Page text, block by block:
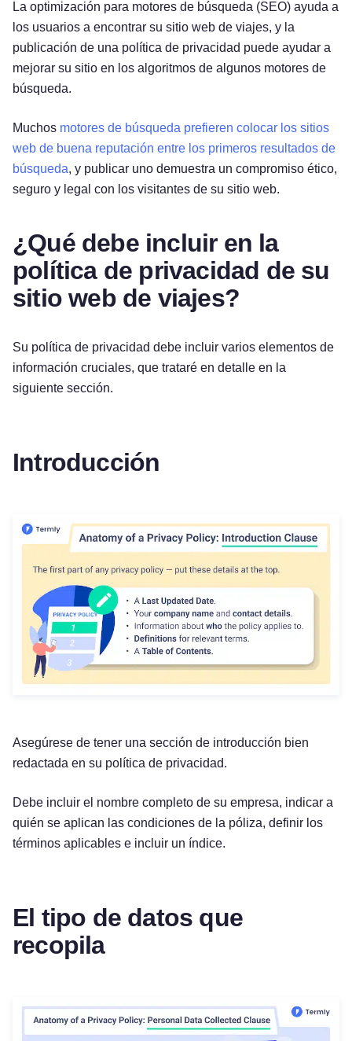
La optimización para motores de búsqueda (SEO) ayuda a
los usuarios a encontrar su sitio web de viajes, y la
publicación de una política de privacidad puede ayudar a
mejorar su sitio en los algoritmos de algunos motores de
búsqueda.
Muchos motores de búsqueda prefieren colocar los sitios
web de buena reputación entre los primeros resultados de
búsqueda, y publicar uno demuestra un compromiso ético,
seguro y legal con los visitantes de su sitio web.
¿Qué debe incluir en la
política de privacidad de su
sitio web de viajes?
Su política de privacidad debe incluir varios elementos de
información cruciales, que trataré en detalle en la
siguiente sección.
Introducción
Asegúrese de tener una sección de introducción bien
redactada en su política de privacidad.
Debe incluir el nombre completo de su empresa, indicar a
quién se aplican las condiciones de la póliza, definir los
términos aplicables e incluir un índice.
El tipo de datos que
recopila